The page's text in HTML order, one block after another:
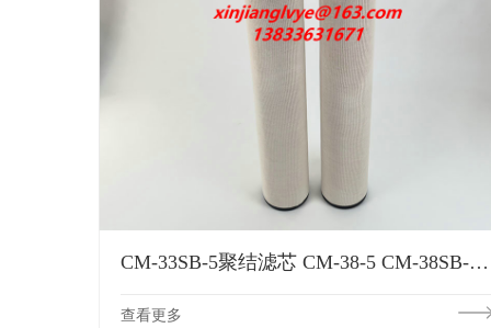
CM-33SB-5聚结滤芯 CM-38-5 CM-38SB-5 CM-43-5 CM-43SB-5 CM-56-5 CM-56SB-5滤芯
查看更多